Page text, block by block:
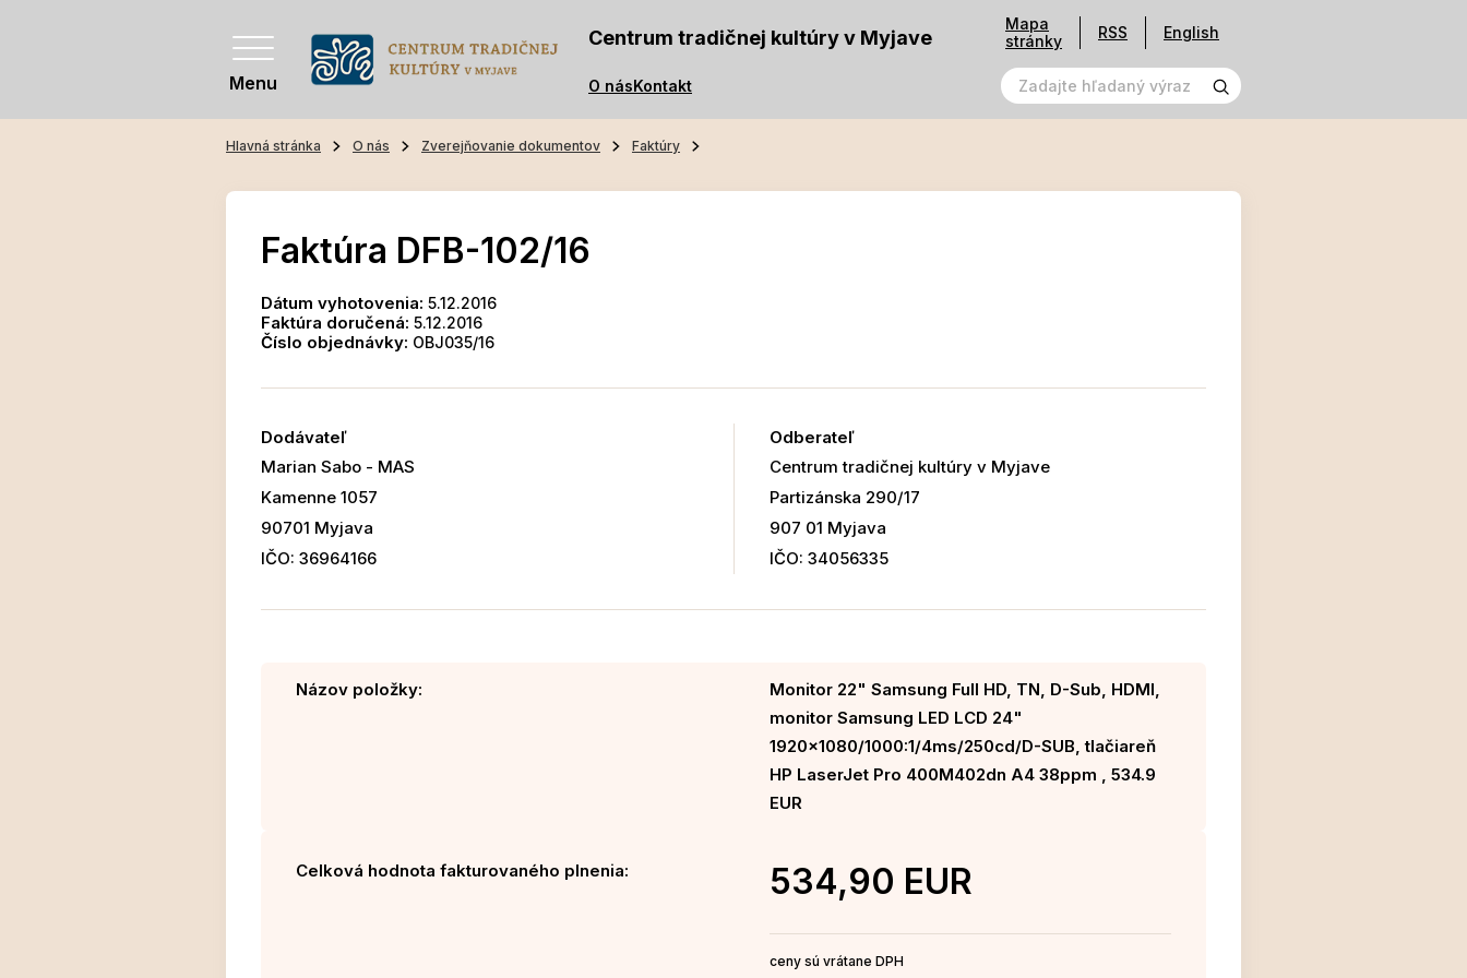
Menu
Centrum tradičnej kultúry v Myjave
O násKontakt
Mapa
stránky
RSS English
Hlavná stránka O nás Zverejňovanie dokumentov Faktúry
Faktúra DFB-102/16
Dátum vyhotovenia: 5.12.2016
Faktúra doručená: 5.12.2016
Číslo objednávky: OBJ035/16
Dodávateľ
Marian Sabo - MAS
Kamenne 1057
90701 Myjava
IČO: 36964166
Odberateľ
Centrum tradičnej kultúry v Myjave
Partizánska 290/17
907 01 Myjava
IČO: 34056335
Názov položky:
Monitor 22" Samsung Full HD, TN, D-Sub, HDMI,
monitor Samsung LED LCD 24"
1920x1080/1000:1/4ms/250cd/D-SUB, tlačiareň
HP LaserJet Pro 400M402dn A4 38ppm , 534.9
EUR
Celková hodnota fakturovaného plnenia: 534,90 EUR
ceny sú vrátane DPH